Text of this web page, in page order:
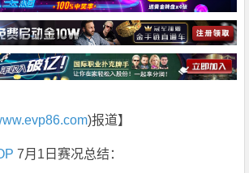
)报道】
7月1日赛况总结：